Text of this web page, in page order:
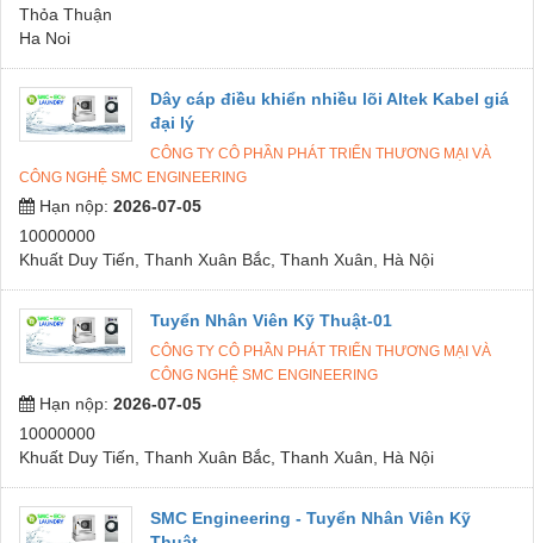
Thỏa Thuận
Ha Noi
Dây cáp điều khiển nhiều lõi Altek Kabel giá
đại lý
CÔNG TY CÔ PHẦN PHÁT TRIỂN THƯƠNG MẠI VÀ
CÔNG NGHỆ SMC ENGINEERING
Hạn nộp: 2026-07-05
10000000
Khuất Duy Tiến, Thanh Xuân Bắc, Thanh Xuân, Hà Nội
Tuyển Nhân Viên Kỹ Thuật-01
CÔNG TY CÔ PHẦN PHÁT TRIỂN THƯƠNG MẠI VÀ
CÔNG NGHỆ SMC ENGINEERING
Hạn nộp: 2026-07-05
10000000
Khuất Duy Tiến, Thanh Xuân Bắc, Thanh Xuân, Hà Nội
SMC Engineering - Tuyển Nhân Viên Kỹ